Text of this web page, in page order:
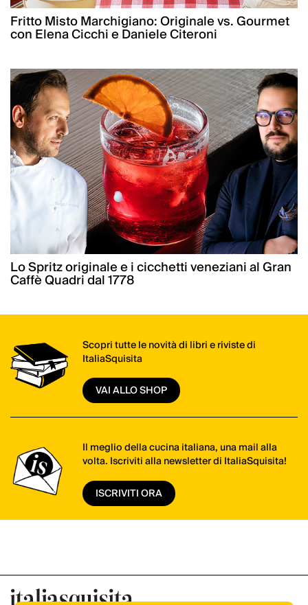
Fritto Misto Marchigiano: Originale vs. Gourmet
con Elena Cicchi e Daniele Citeroni
Lo Spritz originale e i cicchetti veneziani al Gran
Caffè Quadri dal 1778
Scopri tutte le novità di libri e riviste di
ItaliaSquisita
VAI ALLO SHOP
Il meglio della cucina italiana, una mail alla
volta. Iscriviti alla newsletter di ItaliaSquisita!
ISCRIVITI ORA